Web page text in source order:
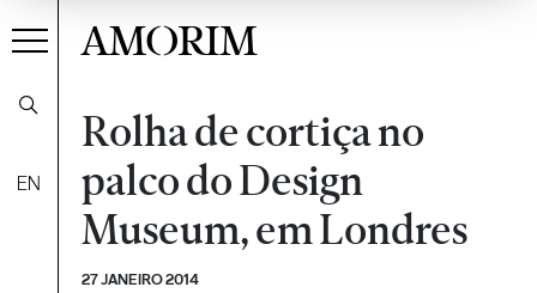
EN
AMORIM
Rolha de cortiça no
palco do Design
Museum, em Londres
27 JANEIRO 2014